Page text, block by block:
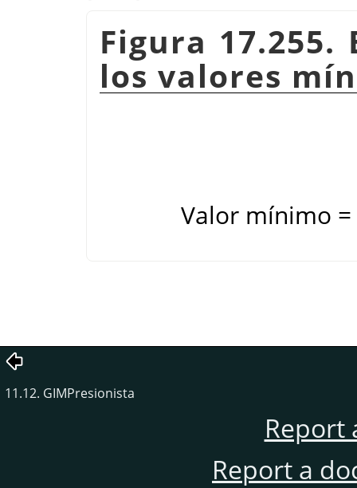
Figura
los valores
Valor mínimo
11.12. GIMPresionista
Report
Report a